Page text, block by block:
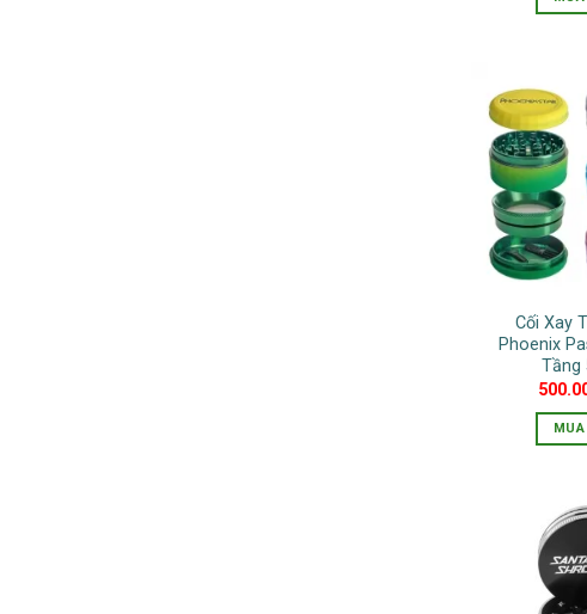
Cối Xay
Phoenix
Tầng
MUA